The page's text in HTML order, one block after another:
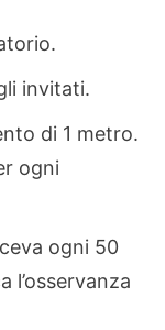
invitati.
di 1 metro.
ogni
ogni 50
l’osservanza